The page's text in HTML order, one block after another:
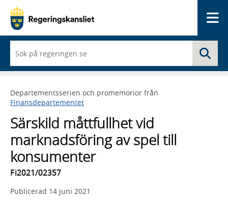
du
börjar
skriva
framträder
en
med
sökförslag
Departementsserien och promemorior från
Finansdepartementet
Särskild måttfullhet vid
marknadsföring av spel till
konsumenter
Fi2021/02357
Publicerad 14 juni 2021